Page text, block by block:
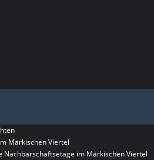
Märkischen Viertel
Nachbarschaftsetage im Märkischen Viertel